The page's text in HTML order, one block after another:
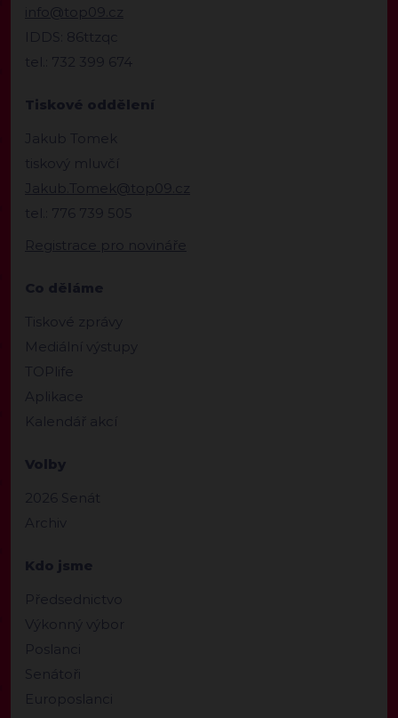
info@top09.cz
IDDS: 86ttzqc
tel.: 732 399 674
Tiskové oddělení
Jakub Tomek
tiskový mluvčí
Jakub.Tomek@top09.cz
tel.: 776 739 505
Registrace pro novináře
Co děláme
Tiskové zprávy
Mediální výstupy
TOPlife
Aplikace
Kalendář akcí
Volby
2026 Senát
Archiv
Kdo jsme
Předsednictvo
Výkonný výbor
Poslanci
Senátoři
Europoslanci